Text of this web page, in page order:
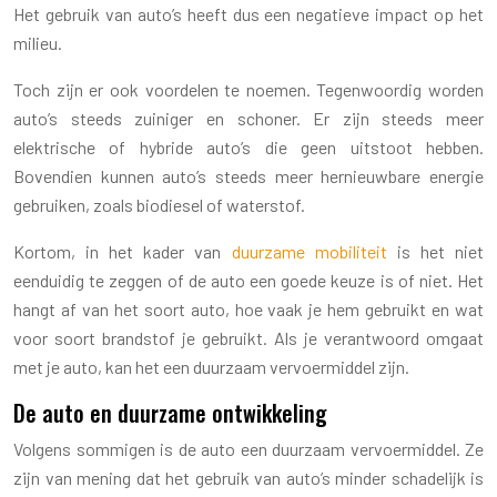
Het gebruik van auto’s heeft dus een negatieve impact op het
milieu.
Toch zijn er ook voordelen te noemen. Tegenwoordig worden
auto’s steeds zuiniger en schoner. Er zijn steeds meer
elektrische of hybride auto’s die geen uitstoot hebben.
Bovendien kunnen auto’s steeds meer hernieuwbare energie
gebruiken, zoals biodiesel of waterstof.
Kortom, in het kader van duurzame mobiliteit is het niet
eenduidig te zeggen of de auto een goede keuze is of niet. Het
hangt af van het soort auto, hoe vaak je hem gebruikt en wat
voor soort brandstof je gebruikt. Als je verantwoord omgaat
met je auto, kan het een duurzaam vervoermiddel zijn.
De auto en duurzame ontwikkeling
Volgens sommigen is de auto een duurzaam vervoermiddel. Ze
zijn van mening dat het gebruik van auto’s minder schadelijk is